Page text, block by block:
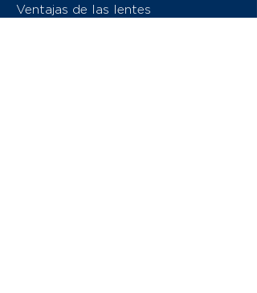
Ventajas de las lentes